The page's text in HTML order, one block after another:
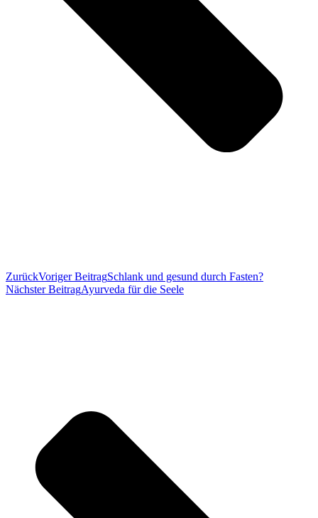
ZurückVoriger BeitragSchlank und gesund durch Fasten?
Nächster BeitragAyurveda für die Seele